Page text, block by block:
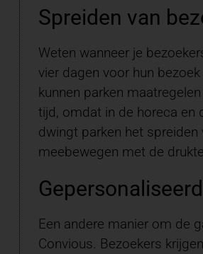
Spreiden van
Weten wanneer je
vier dagen voor hun
kunnen parken
tijd, omdat in de horeca en
dwingt parken het spreiden
meebewegen met de
Een andere manier om de
Convious. Bezoekers